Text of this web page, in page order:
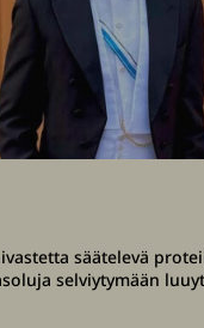
säätelevä
selviytymään